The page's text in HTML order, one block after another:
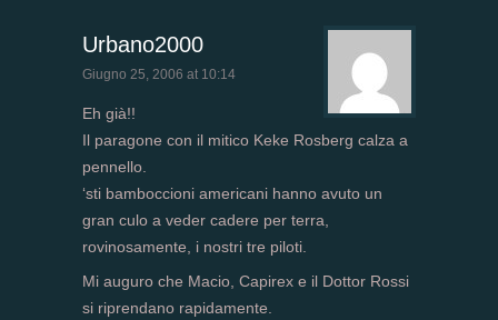
Urbano2000
Giugno 25, 2006 at 10:14
Eh già!!
Il paragone con il mitico Keke Rosberg calza a
pennello.
‘sti bamboccioni americani hanno avuto un
gran culo a veder cadere per terra,
rovinosamente, i nostri tre piloti.
Mi auguro che Macio, Capirex e il Dottor Rossi
si riprendano rapidamente.